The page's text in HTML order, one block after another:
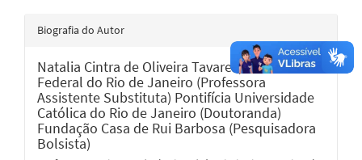
Biografia do Autor
Natalia Cintra de Oliveira Tavares,Universidade
Federal do Rio de Janeiro (Professora
Assistente Substituta) Pontifícia Universidade
Católica do Rio de Janeiro (Doutoranda)
Fundação Casa de Rui Barbosa (Pesquisadora
Bolsista)